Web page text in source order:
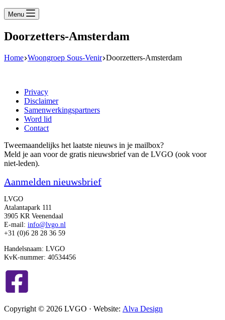
Menu
Doorzetters-Amsterdam
Home Woongroep Sous-Venir Doorzetters-Amsterdam
Privacy
Disclaimer
Samenwerkingspartners
Word lid
Contact
Tweemaandelijks het laatste nieuws in je mailbox?
Meld je aan voor de gratis nieuwsbrief van de LVGO (ook voor
niet-leden).
Aanmelden nieuwsbrief
LVGO
Atalantapark 111
3905 KR Veenendaal
E-mail: info@lvgo.nl
+31 (0)6 28 28 36 59
Handelsnaam: LVGO
KvK-nummer: 40534456
Copyright © 2026 LVGO · Website: Alva Design